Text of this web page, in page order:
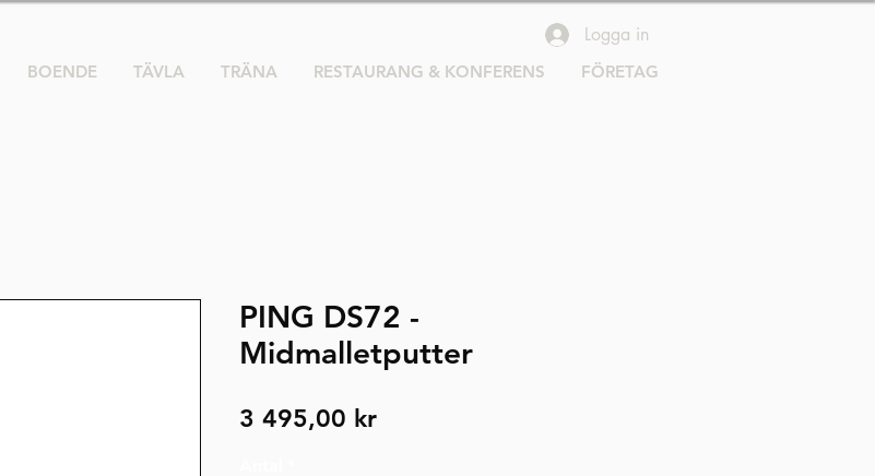
BOENDE TÄVLA TRÄNA RESTAURANG & KONFERENS FÖRETAG
Logga in
PING DS72 -
Midmalletputter
3 495,00 krPris